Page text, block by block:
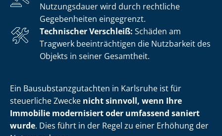
Nutzungsdauer wird durch rechtliche
Gegebenheiten eingegrenzt.
Technischer Verschleiß: Schäden am
Tragwerk beeinträchtigen die Nutzbarkeit des
Objekts in seiner Gesamtheit.
Ein Bau­sub­stanz­gut­ach­ten in Karlsruhe ist für
steuerliche Zwecke nicht sinnvoll, wenn Ihre
Immobilie modernisiert oder umfassend saniert
wurde. Dies führt in der Regel zu einer Erhöhung der